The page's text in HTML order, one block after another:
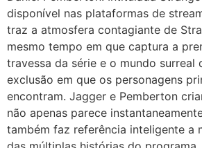
disponível nas plataformas de
traz a atmosfera contagiante de
mesmo tempo em que captura a
travessa da série e o mundo surreal
exclusão em que os personagens
encontram. Jagger e Pemberton
não apenas parece
também faz referência inteligente a